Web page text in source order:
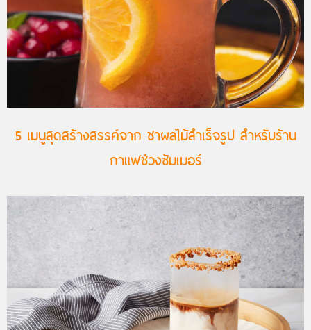
5 เมนูสุดสร้างสรรค์จาก ชาผลไม้สำเร็จรูป สำหรับร้าน
กาแฟช่วงซัมเมอร์